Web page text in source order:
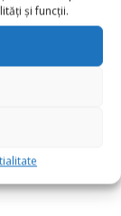
și funcții.
Folie
obligatorii